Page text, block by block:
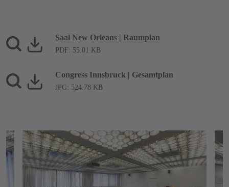
Saal New Orleans | Raumplan
PDF: 55.01 KB
Congress Innsbruck | Gesamtplan
JPG: 524.78 KB